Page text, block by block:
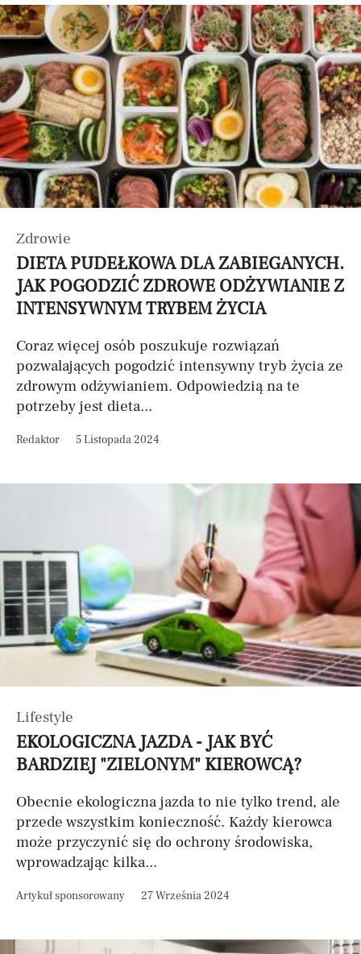
Zdrowie
DIETA PUDEŁKOWA DLA ZABIEGANYCH.
JAK POGODZIĆ ZDROWE ODŻYWIANIE Z
INTENSYWNYM TRYBEM ŻYCIA
Coraz więcej osób poszukuje rozwiązań
pozwalających pogodzić intensywny tryb życia ze
zdrowym odżywianiem. Odpowiedzią na te
potrzeby jest dieta...
Redaktor 5 Listopada 2024
Lifestyle
EKOLOGICZNA JAZDA - JAK BYĆ
BARDZIEJ "ZIELONYM" KIEROWCĄ?
Obecnie ekologiczna jazda to nie tylko trend, ale
przede wszystkim konieczność. Każdy kierowca
może przyczynić się do ochrony środowiska,
wprowadzając kilka...
Artykuł sponsorowany 27 Września 2024